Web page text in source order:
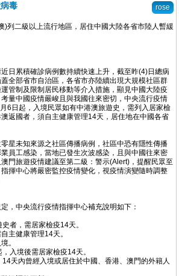
rose
毒
)列二級以上流行地區，居住中國大陸各省市陸人暫緩
日累積確診病例數持續快速上升，截至昨(4)日總病
全部省市自治區，各省市亦陸續出現大規模社區群
管制及限制居民移動等介入措施，顯見中國大陸疫
量中國疫情嚴峻且與我國往來密切，中央流行疫情
6日起，入境民眾如有中港澳旅遊史，需列入居家檢
返國者，須自主健康管理14天，居住地在中國各省
星未知來源之社區傳播病例，社區中恐有隱性傳播
員工感染，當地已發生次波感染，且與中國往來密
門旅遊疫情建議至第二級：警示(Alert)，提醒民眾至
揮中心將嚴密監控疫情變化，視疫情演變隨時調整
，中央流行疫情指揮中心補充說明如下：
者，需居家檢疫14天。
主健康管理14天。
。
入境後需居家檢疫14天。
天內曾經入境或居住於中國、香港、澳門的外籍人